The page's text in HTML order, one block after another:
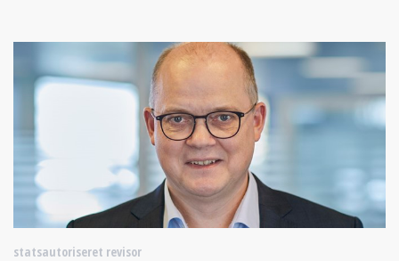
statsautoriseret revisor